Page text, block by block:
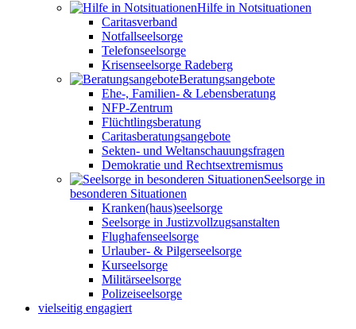
Hilfe in Notsituationen
Caritasverband
Notfallseelsorge
Telefonseelsorge
Krisenseelsorge Radeberg
Beratungsangebote
Ehe-, Familien- & Lebensberatung
NFP-Zentrum
Flüchtlingsberatung
Caritasberatungsangebote
Sekten- und Weltanschauungsfragen
Demokratie und Rechtsextremismus
Seelsorge in
besonderen Situationen
Kranken(haus)seelsorge
Seelsorge in Justizvollzugsanstalten
Flughafenseelsorge
Urlauber- & Pilgerseelsorge
Kurseelsorge
Militärseelsorge
Polizeiseelsorge
vielseitig engagiert